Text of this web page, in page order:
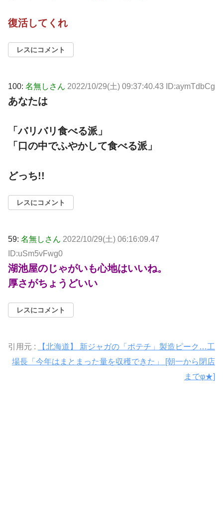
復活してくれ
レスにコメント
100: 名無しさん 2022/10/29(土) 09:37:40.43 ID:aymTdbCg
あなたは
「バリバリ食べる派」
「口の中でふやかして食べる派」
どっち!!
レスにコメント
59: 名無しさん 2022/10/29(土) 06:16:09.47
ID:uSm5vFwg0
湖池屋のじゃがいも心地はいいね。
厚さがちょうどいい
レスにコメント
引用元 :
【北海道】 新ジャガの「ポテチ」製造ピーク…工
場長「今年はまとまった量を収穫できた」 [朝一から閉店
までφ★]